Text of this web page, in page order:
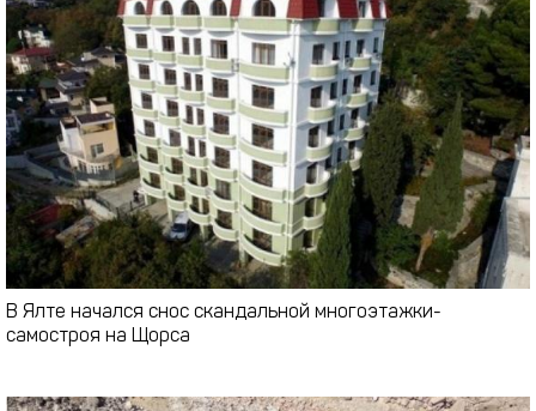
В Ялте начался снос скандальной многоэтажки-
самостроя на Щорса